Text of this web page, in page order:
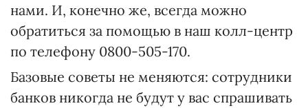
нами. И, конечно же, всегда можно
обратиться за помощью в наш колл-центр
по телефону 0800-505-170.
Базовые советы не меняются: сотрудники
банков никогда не будут у вас спрашивать